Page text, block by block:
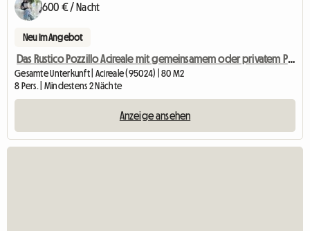
600 € / Nacht
Neu im Angebot
Das Rustico Pozzillo Acireale mit gemeinsamem oder privatem Pool
Gesamte Unterkunft | Acireale (95024) | 80 M2
8 Pers. | Mindestens 2 Nächte
Anzeige ansehen